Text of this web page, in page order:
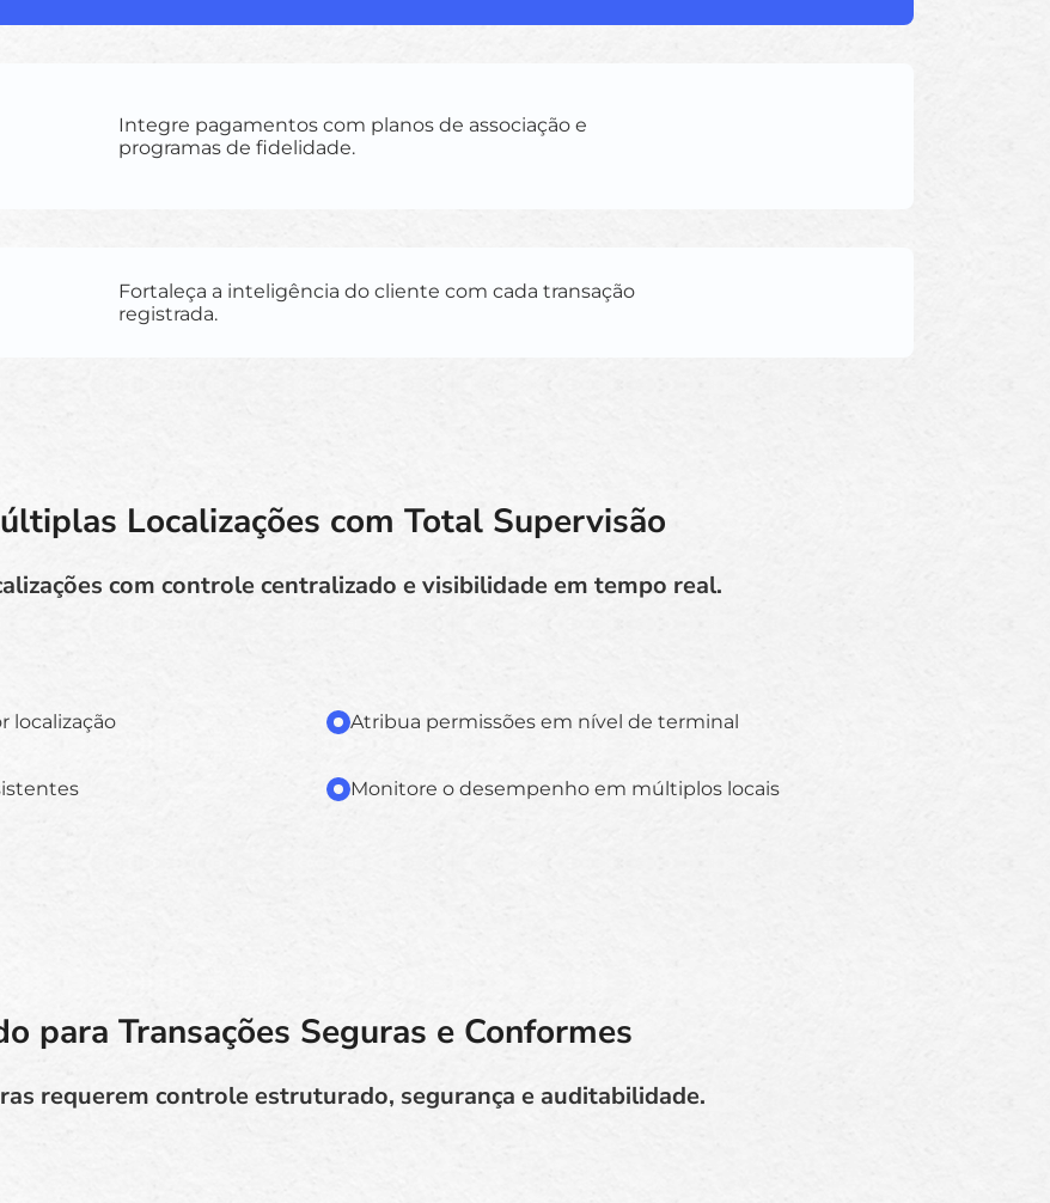
Integre pagamentos com planos de associação e
programas de fidelidade.
Fortaleça a inteligência do cliente com cada transação
registrada.
Localizações com Total Supervisão
com controle centralizado e visibilidade em tempo real.
localização Atribua permissões em nível de terminal
Monitore o desempenho em múltiplos locais
para Transações Seguras e Conformes
requerem controle estruturado, segurança e auditabilidade.